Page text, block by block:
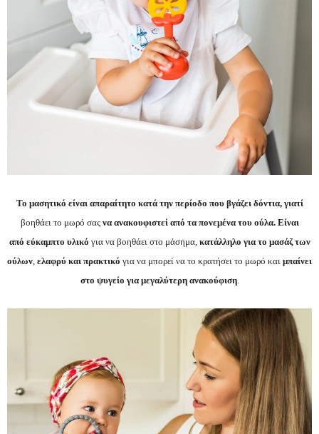
Το μασητικό είναι απαραίτητο κατά την περίοδο που βγάζει δόντια, γιατί
βοηθάει το μωρό σαςνα ανακουφιστεί από τα πονεμένα του ούλα. Είναι
από εύκαμπτο υλικό για να βοηθάει στο μάσημα, κατάλληλο για το μασάζ των
ούλων ελαφρύ και πρακτικό για να μπορεί να το κρατήσει το μωρό και μπαίνει
στο ψυγείο για μεγαλύτερη ανακούφιση.